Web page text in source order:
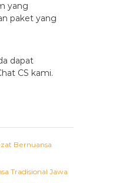
yang
paket yang
dapat
CS kami.
Bernuansa
Tradisional Jawa